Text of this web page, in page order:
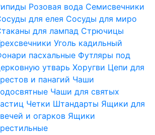
Розовая вода Семисвечники
для елея Сосуды для миро
для лампад Стрючицы
Уголь кадильный
пасхальные Футляры под
утварь Хоругви Цепи для
и панагий Чаши
Чаши для святых
Четки Штандарты Ящики для
и огарков Ящики